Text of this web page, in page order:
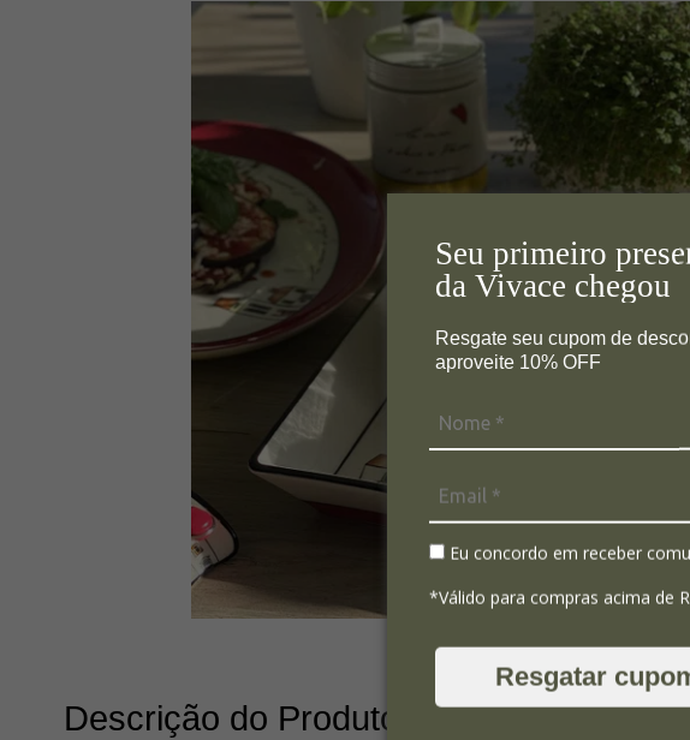
Seu primeiro
da Vivace chegou
Resgate seu cupom de
aproveite 10% OFF
Eu concordo em receber
*Válido para compras acima de
Resgatar
Descrição do Produto